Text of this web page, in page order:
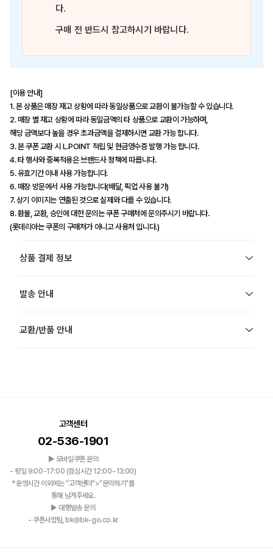
다.
구매 전 반드시 참고하시기 바랍니다.
[이용 안내]
1. 본 상품은 매장 재고 상황에 따라 동일상품으로 교환이 불가능할 수 있습니다.
2. 매장 별 재고 상황에 따라 동일금액의 타 상품으로 교환이 가능하며,
해당 금액보다 높을 경우 초과금액을 결제하시면 교환 가능 합니다.
3. 본 쿠폰 교환 시 L.POINT 적립 및 현금영수증 발행 가능 합니다.
4. 타 행사와 중복적용은 브랜드사 정책에 따릅니다.
5. 유효기간 이내 사용 가능합니다.
6. 매장 방문에서 사용 가능합니다(배달, 픽업 사용 불가)
7. 상기 이미지는 연출된 것으로 실제와 다를 수 있습니다.
8. 환불, 교환, 승인에 대한 문의는 쿠폰 구매처에 문의주시기 바랍니다.
(롯데리아는 쿠폰의 구매처가 아니고 사용처 입니다.)
상품 결제 정보
발송 안내
교환/반품 안내
고객센터
02-536-1901
▶ 모바일쿠폰 문의
- 평일 9:00-17:00 (점심시간 12:00~13:00)
*운영시간 이외에는 "고객센터">"문의하기"를
통해 남겨주세요.
▶ 대행발송 문의
- 쿠폰사업팀, bk@bk-go.co.kr